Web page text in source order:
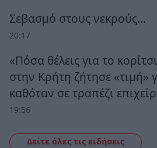
Σεβασμό στους νεκρούς…
20:17
«Πόσα θέλεις για το
στην Κρήτη ζήτησε «τιμή»
καθόταν σε τραπέζι
19:56
Δείτε όλες τις ειδήσεις